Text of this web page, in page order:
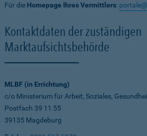
Für die Homepage Ihres Vermittlers:
Kontaktdaten der zuständigen
Marktaufsichtsbehörde
MLBF (in Errichtung)
c/o Ministerium für Arbeit, Soziales,
Postfach 39 11 55
39135 Magdeburg